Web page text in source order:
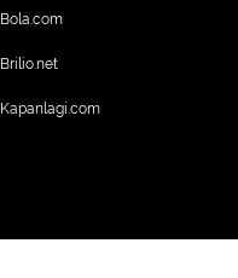
Bola.com
Brilio.net
Kapanlagi.com